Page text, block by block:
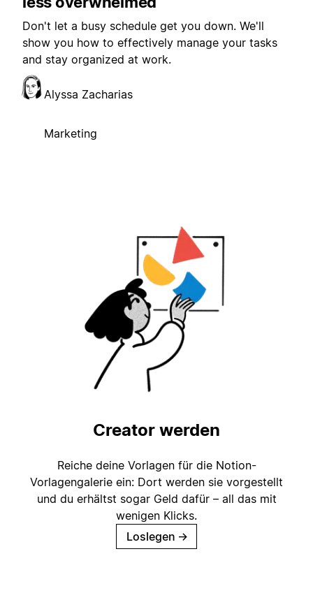
Don't let a busy schedule get you down. We'll
show you how to effectively manage your tasks
and stay organized at work.
Alyssa Zacharias
Marketing
Creator werden
Reiche deine Vorlagen für die Notion-
Vorlagengalerie ein: Dort werden sie vorgestellt
und du erhältst sogar Geld dafür – all das mit
wenigen Klicks.
Loslegen →